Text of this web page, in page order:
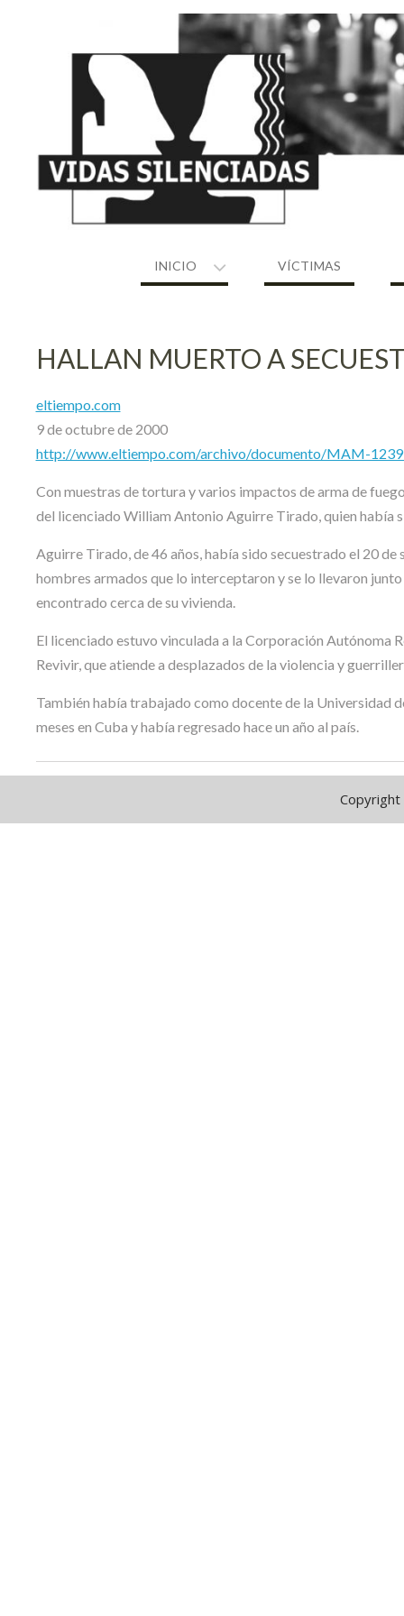
INICIO VÍCTIMAS
HALLAN MUERTO A
eltiempo.com
9 de octubre de 2000
http://www.eltiempo.com/archivo/documento/MAM-
Con muestras de tortura y varios impactos de arma de
del licenciado William Antonio Aguirre Tirado, quien había
Aguirre Tirado, de 46 años, había sido secuestrado el 20
hombres armados que lo interceptaron y se lo llevaron
encontrado cerca de su vivienda.
El licenciado estuvo vinculada a la Corporación Autónoma
Revivir, que atiende a desplazados de la violencia y
También había trabajado como docente de la Universidad
meses en Cuba y había regresado hace un año al país.
Copyright